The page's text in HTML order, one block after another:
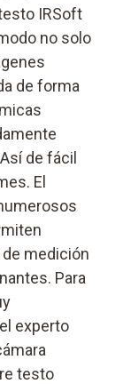
IRSoft
no solo
de forma
de fácil
El
medición
Para
experto
testo